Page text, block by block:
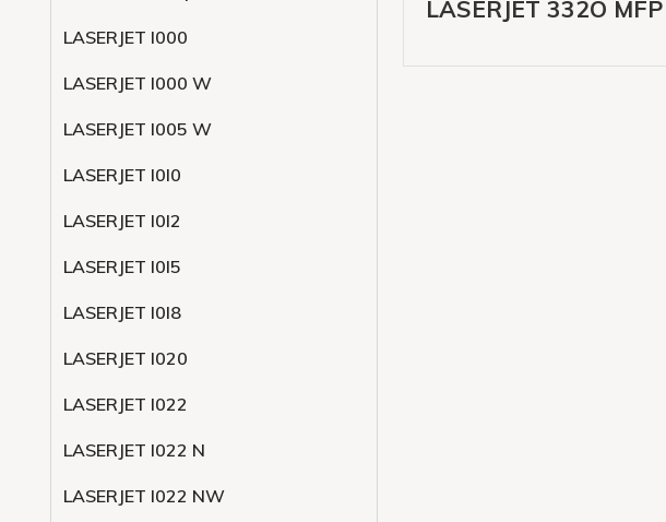
LASERJET l000
LASERJET l000 W
LASERJET l005 W
LASERJET l0l0
LASERJET l0l2
LASERJET l0l5
LASERJET l0l8
LASERJET l020
LASERJET l022
LASERJET l022 N
LASERJET l022 NW
LASERJET 332O MFP